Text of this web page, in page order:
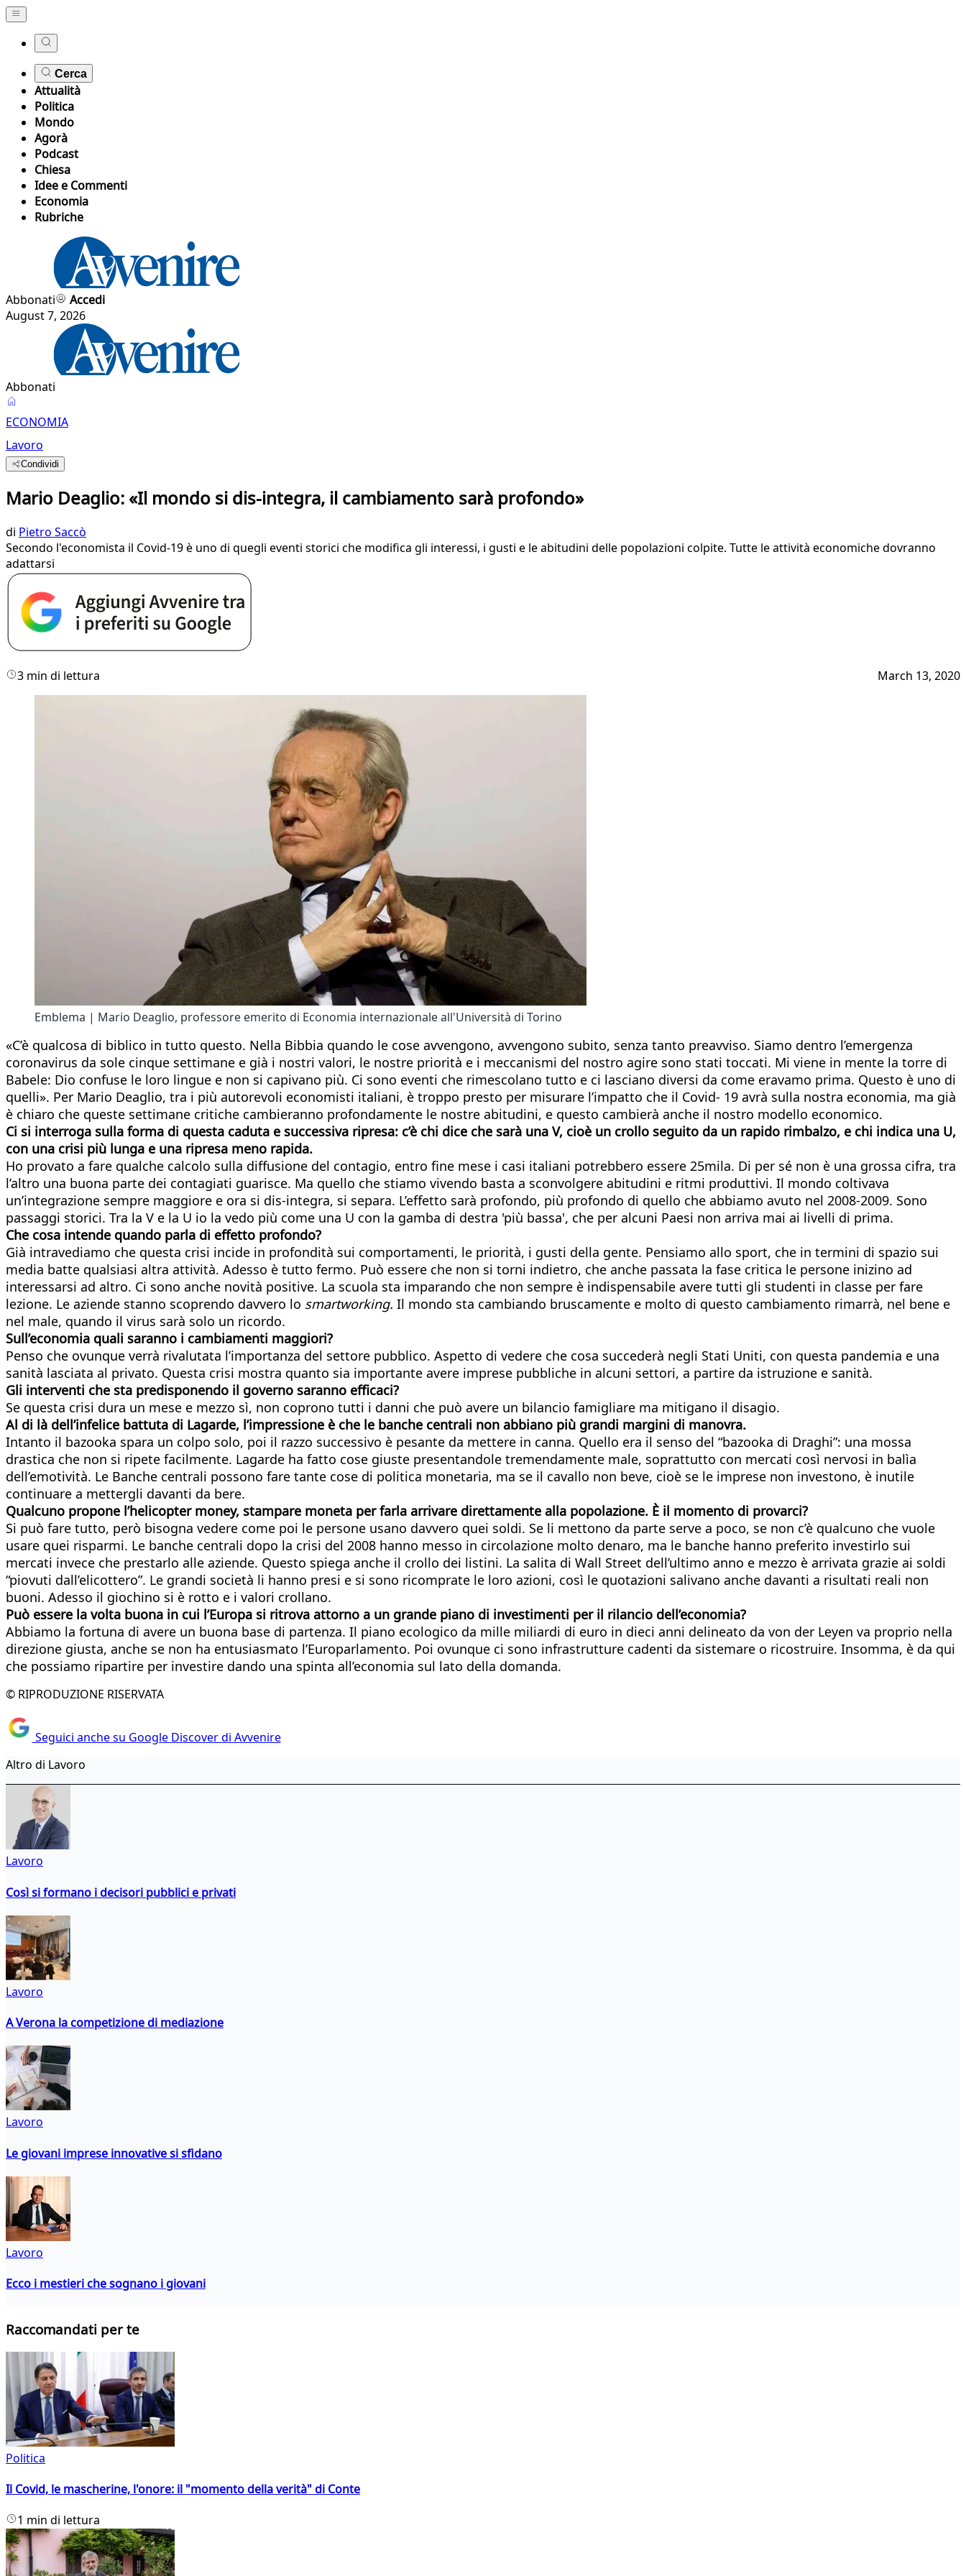
Cerca
Attualità
Politica
Mondo
Agorà
Podcast
Chiesa
Idee e Commenti
Economia
Rubriche
Abbonati
Accedi
August 7, 2026
Abbonati
ECONOMIA
Lavoro
Condividi
Mario Deaglio: «Il mondo si dis-integra, il cambiamento sarà profondo»
di Pietro Saccò
Secondo l'economista il Covid-19 è uno di quegli eventi storici che modifica gli interessi, i gusti e le abitudini delle popolazioni colpite. Tutte le attività economiche dovranno
adattarsi
3 min di lettura March 13, 2020
Emblema | Mario Deaglio, professore emerito di Economia internazionale all'Università di Torino
«C’è qualcosa di biblico in tutto questo. Nella Bibbia quando le cose avvengono, avvengono subito, senza tanto preavviso. Siamo dentro l’emergenza
coronavirus da sole cinque settimane e già i nostri valori, le nostre priorità e i meccanismi del nostro agire sono stati toccati. Mi viene in mente la torre di
Babele: Dio confuse le loro lingue e non si capivano più. Ci sono eventi che rimescolano tutto e ci lasciano diversi da come eravamo prima. Questo è uno di
quelli». Per Mario Deaglio, tra i più autorevoli economisti italiani, è troppo presto per misurare l’impatto che il Covid- 19 avrà sulla nostra economia, ma già
è chiaro che queste settimane critiche cambieranno profondamente le nostre abitudini, e questo cambierà anche il nostro modello economico.
Ci si interroga sulla forma di questa caduta e successiva ripresa: c’è chi dice che sarà una V, cioè un crollo seguito da un rapido rimbalzo, e chi indica una U,
con una crisi più lunga e una ripresa meno rapida.
Ho provato a fare qualche calcolo sulla diffusione del contagio, entro fine mese i casi italiani potrebbero essere 25mila. Di per sé non è una grossa cifra, tra
l’altro una buona parte dei contagiati guarisce. Ma quello che stiamo vivendo basta a sconvolgere abitudini e ritmi produttivi. Il mondo coltivava
un’integrazione sempre maggiore e ora si dis-integra, si separa. L’effetto sarà profondo, più profondo di quello che abbiamo avuto nel 2008-2009. Sono
passaggi storici. Tra la V e la U io la vedo più come una U con la gamba di destra 'più bassa', che per alcuni Paesi non arriva mai ai livelli di prima.
Che cosa intende quando parla di effetto profondo?
Già intravediamo che questa crisi incide in profondità sui comportamenti, le priorità, i gusti della gente. Pensiamo allo sport, che in termini di spazio sui
media batte qualsiasi altra attività. Adesso è tutto fermo. Può essere che non si torni indietro, che anche passata la fase critica le persone inizino ad
interessarsi ad altro. Ci sono anche novità positive. La scuola sta imparando che non sempre è indispensabile avere tutti gli studenti in classe per fare
lezione. Le aziende stanno scoprendo davvero lo smartworking. Il mondo sta cambiando bruscamente e molto di questo cambiamento rimarrà, nel bene e
nel male, quando il virus sarà solo un ricordo.
Sull’economia quali saranno i cambiamenti maggiori?
Penso che ovunque verrà rivalutata l’importanza del settore pubblico. Aspetto di vedere che cosa succederà negli Stati Uniti, con questa pandemia e una
sanità lasciata al privato. Questa crisi mostra quanto sia importante avere imprese pubbliche in alcuni settori, a partire da istruzione e sanità.
Gli interventi che sta predisponendo il governo saranno efficaci?
Se questa crisi dura un mese e mezzo sì, non coprono tutti i danni che può avere un bilancio famigliare ma mitigano il disagio.
Al di là dell’infelice battuta di Lagarde, l’impressione è che le banche centrali non abbiano più grandi margini di manovra.
Intanto il bazooka spara un colpo solo, poi il razzo successivo è pesante da mettere in canna. Quello era il senso del “bazooka di Draghi”: una mossa
drastica che non si ripete facilmente. Lagarde ha fatto cose giuste presentandole tremendamente male, soprattutto con mercati così nervosi in balìa
dell’emotività. Le Banche centrali possono fare tante cose di politica monetaria, ma se il cavallo non beve, cioè se le imprese non investono, è inutile
continuare a mettergli davanti da bere.
Qualcuno propone l’helicopter money, stampare moneta per farla arrivare direttamente alla popolazione. È il momento di provarci?
Si può fare tutto, però bisogna vedere come poi le persone usano davvero quei soldi. Se li mettono da parte serve a poco, se non c’è qualcuno che vuole
usare quei risparmi. Le banche centrali dopo la crisi del 2008 hanno messo in circolazione molto denaro, ma le banche hanno preferito investirlo sui
mercati invece che prestarlo alle aziende. Questo spiega anche il crollo dei listini. La salita di Wall Street dell’ultimo anno e mezzo è arrivata grazie ai soldi
“piovuti dall’elicottero”. Le grandi società li hanno presi e si sono ricomprate le loro azioni, così le quotazioni salivano anche davanti a risultati reali non
buoni. Adesso il giochino si è rotto e i valori crollano.
Può essere la volta buona in cui l’Europa si ritrova attorno a un grande piano di investimenti per il rilancio dell’economia?
Abbiamo la fortuna di avere un buona base di partenza. Il piano ecologico da mille miliardi di euro in dieci anni delineato da von der Leyen va proprio nella
direzione giusta, anche se non ha entusiasmato l’Europarlamento. Poi ovunque ci sono infrastrutture cadenti da sistemare o ricostruire. Insomma, è da qui
che possiamo ripartire per investire dando una spinta all’economia sul lato della domanda.
© RIPRODUZIONE RISERVATA
Seguici anche su Google Discover di Avvenire
Altro di Lavoro
Lavoro
Così si formano i decisori pubblici e privati
Lavoro
A Verona la competizione di mediazione
Lavoro
Le giovani imprese innovative si sfidano
Lavoro
Ecco i mestieri che sognano i giovani
Raccomandati per te
Politica
Il Covid, le mascherine, l'onore: il "momento della verità" di Conte
1 min di lettura